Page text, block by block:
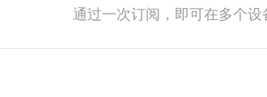
通过一次订阅，即可在多个设